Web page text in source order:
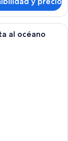
de hotel moderna
al océano